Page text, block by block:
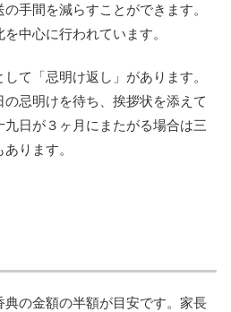
手間を減らすことができます。
中心に行われています。
て「忌明け返し」があります。
忌明けを待ち、挨拶状を添えて
日が３ヶ月にまたがる場合は三
ります。
の金額の半額が目安です。家長